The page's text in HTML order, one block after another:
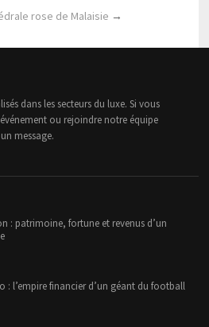
rose de Malaisie →
dans les secteurs du luxe. Si vous
ou rejoindre notre équipe
message.
: patrimoine, fortune et revenus d’un
: l’empire financier d’un géant du football